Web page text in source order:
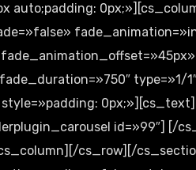
auto;padding:
fade_animation_offset=»45px»
fade_duration=»750″ type=»1/
style=»padding: 0px;»][cs_text]
id=»99″] [/
cs_row][/